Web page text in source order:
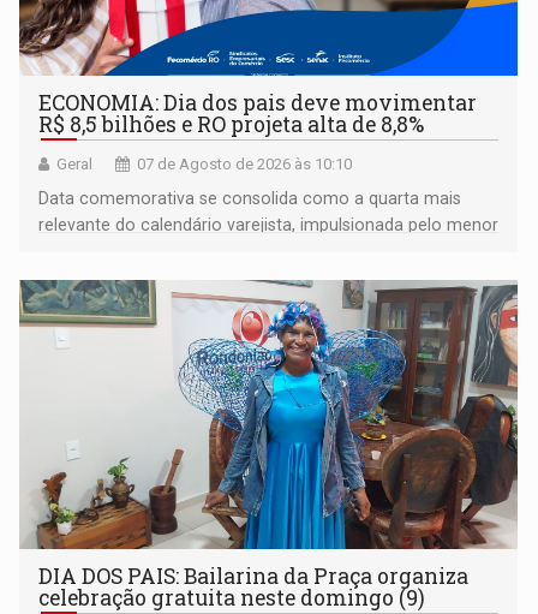
ECONOMIA: Dia dos pais deve movimentar
R$ 8,5 bilhões e RO projeta alta de 8,8%
Geral 07 de Agosto de 2026 às 10:10
Data comemorativa se consolida como a quarta mais
relevante do calendário varejista, impulsionada pelo menor
média do trabalhador
DIA DOS PAIS: Bailarina da Praça organiza
celebração gratuita neste domingo (9)